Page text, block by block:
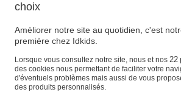
Produits suggérés
Vos informations personnelles
Suivre une commande
Magasin
choix
Améliorer notre site au quotidien, c'est
première chez Idkids.
Lorsque vous consultez notre site, nous et nos 22
des cookies nous permettant de faciliter votre
d'éventuels problèmes mais aussi de vous
des produits personnalisés.